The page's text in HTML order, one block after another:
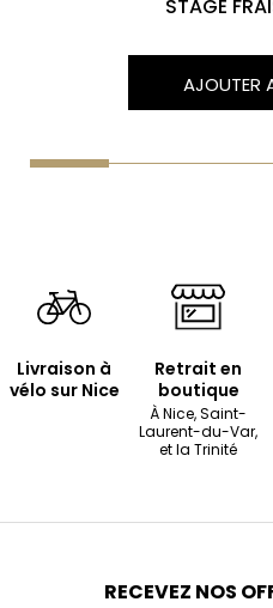
STAGE
AJOUTER
Livraison à
vélo sur Nice
Retrait en
boutique
À Nice, Saint-
Laurent-du-Var,
et la Trinité
RECEVEZ NOS